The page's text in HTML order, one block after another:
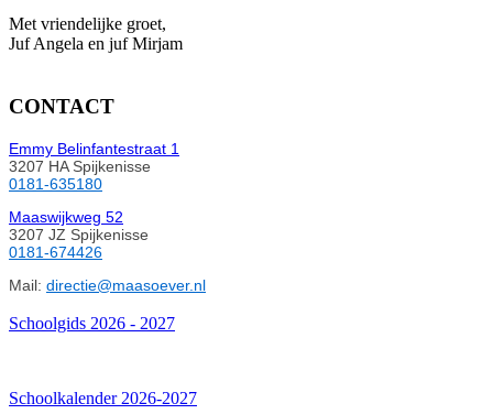
Met vriendelijke groet,
Juf Angela en juf Mirjam
CONTACT
Emmy Belinfantestraat 1
3207 HA Spijkenisse
0181-635180
Maaswijkweg 52
3207 JZ Spijkenisse
0181-674426
Mail: directie@maasoever.nl
Schoolgids 2026 - 2027
Schoolkalender 2026-2027